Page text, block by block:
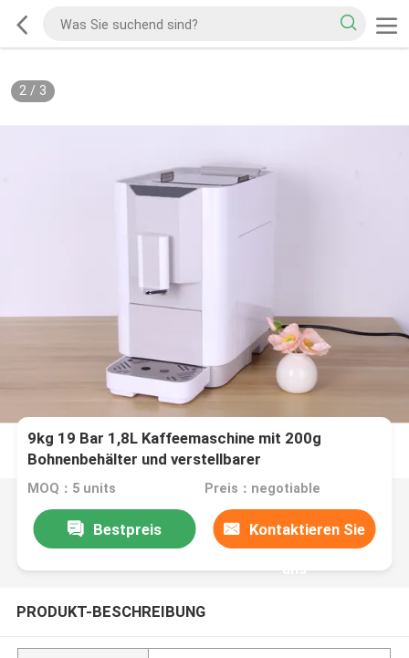
2/ 3
9kg 19 Bar 1,8L Kaffeemaschine mit 200g
Bohnenbehälter und verstellbarer
Kaffeenausgangshöhe
MOQ：5 units Preis：negotiable
Bestpreis Kontaktieren Sie
uns
PRODUKT-BESCHREIBUNG